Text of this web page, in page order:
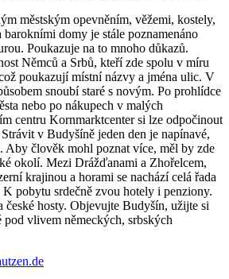
městským opevněním, věžemi, kostely,
domy je stále poznamenáno
Poukazuje na to mnoho důkazů.
Němců a Srbů, kteří zde spolu v míru
poukazují místní názvy a jména ulic. V
snoubí staré s novým. Po prohlídce
nebo po nákupech v malých
centru Kornmarktcenter si lze odpočinout
v Budyšíně jeden den je napínavé,
Aby člověk mohl poznat více, měl by zde
okolí. Mezi Drážďanami a Zhořelcem,
krajinou a horami se nachází celá řada
pobytu srdečně zvou hotely i penziony.
české hosty. Objevujte Budyšín, užijte si
pod vlivem německých, srbských